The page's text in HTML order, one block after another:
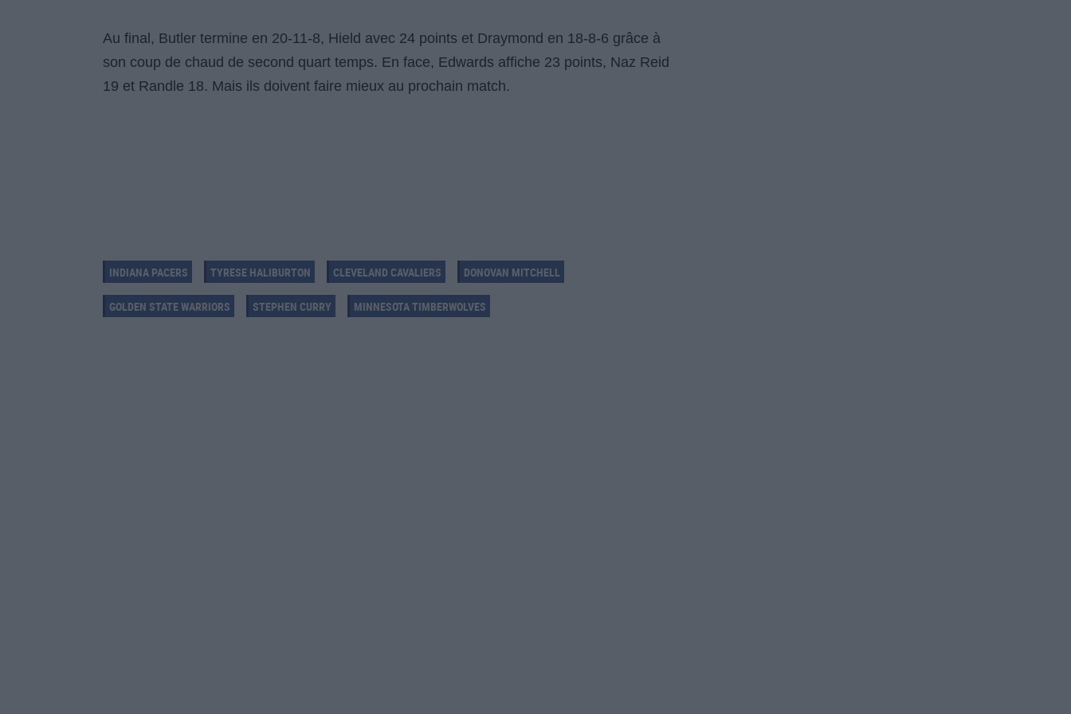
Au final, Butler termine en 20-11-8, Hield avec 24 points et Draymond en 18-8-6 grâce à
son coup de chaud de second quart temps. En face, Edwards affiche 23 points, Naz Reid
19 et Randle 18. Mais ils doivent faire mieux au prochain match.
INDIANA PACERS TYRESE HALIBURTON CLEVELAND CAVALIERS DONOVAN MITCHELL
GOLDEN STATE WARRIORS STEPHEN CURRY MINNESOTA TIMBERWOLVES